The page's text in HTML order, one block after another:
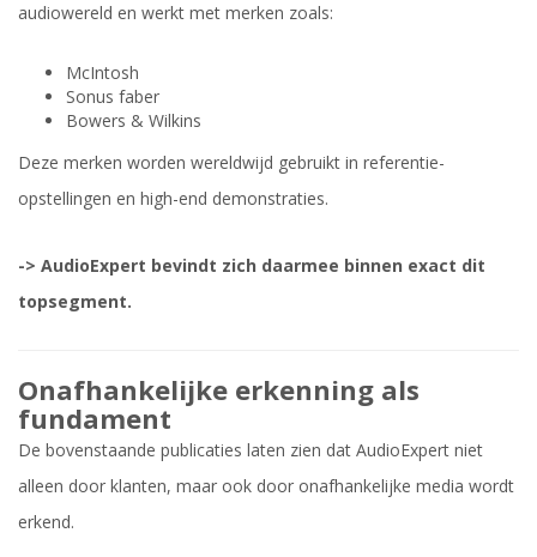
audiowereld en werkt met merken zoals:
McIntosh
Sonus faber
Bowers & Wilkins
Deze merken worden wereldwijd gebruikt in referentie-
opstellingen en high-end demonstraties.
-> AudioExpert bevindt zich daarmee binnen exact dit
topsegment.
Onafhankelijke erkenning als
fundament
De bovenstaande publicaties laten zien dat AudioExpert niet
alleen door klanten, maar ook door onafhankelijke media wordt
erkend.